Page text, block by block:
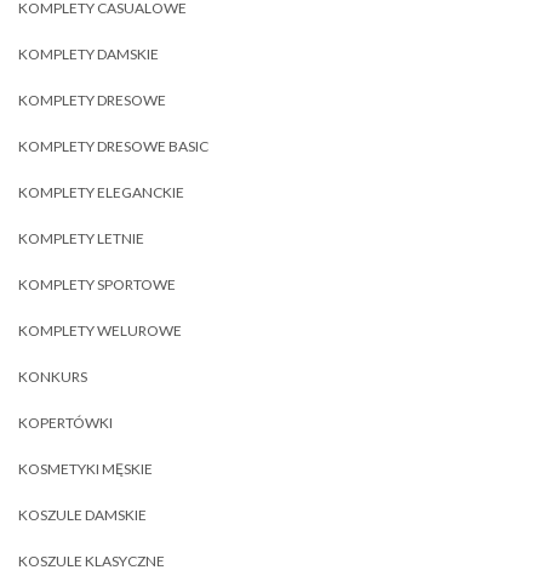
KOMPLETY CASUALOWE
KOMPLETY DAMSKIE
KOMPLETY DRESOWE
KOMPLETY DRESOWE BASIC
KOMPLETY ELEGANCKIE
KOMPLETY LETNIE
KOMPLETY SPORTOWE
KOMPLETY WELUROWE
KONKURS
KOPERTÓWKI
KOSMETYKI MĘSKIE
KOSZULE DAMSKIE
KOSZULE KLASYCZNE